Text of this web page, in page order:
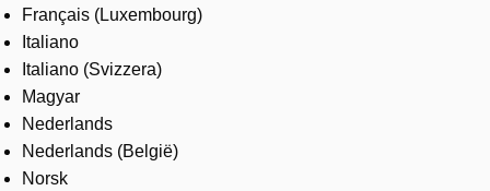
Français (Luxembourg)
Italiano
Italiano (Svizzera)
Magyar
Nederlands
Nederlands (België)
Norsk